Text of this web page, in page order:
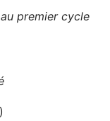
au premier cycle